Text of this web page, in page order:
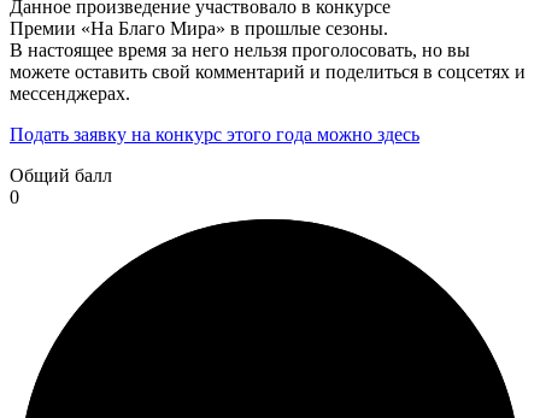
Данное произведение участвовало в конкурсе
Премии «На Благо Мира» в прошлые сезоны.
В настоящее время за него нельзя проголосовать, но вы
можете оставить свой комментарий и поделиться в соцсетях и
мессенджерах.
Подать заявку на конкурс этого года можно здесь
Общий балл
0